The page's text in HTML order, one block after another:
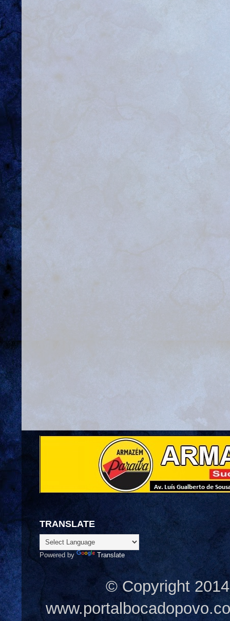
TRANSLATE
Powered by Translate
© Copyright